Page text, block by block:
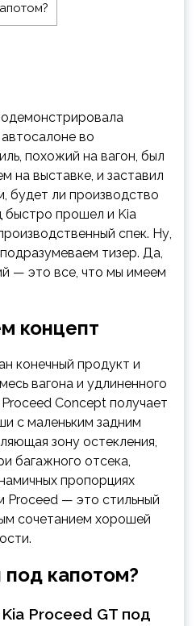
во
похожий на вагон, был
на выставке, и заставил
будет ли производство
быстро прошел и Kia
спек. Ну,
тизер. Да,
— это все, что мы имеем
концепт
конечный продукт и
вагона и удлиненного
Concept получает
с маленьким задним
зону остекления,
багажного отсека,
пропорциях
Proceed — это стильный
сочетанием хорошей
под капотом?
Proceed GT под